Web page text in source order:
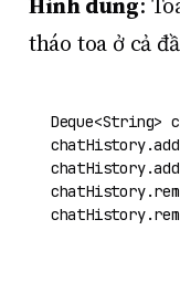
tháo toa ở cả